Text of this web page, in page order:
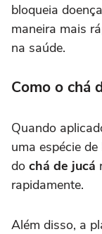
bloqueia
maneira mais
na saúde.
Como o chá
Quando
uma espécie
do chá de jucá
rapidamente.
Além disso, a